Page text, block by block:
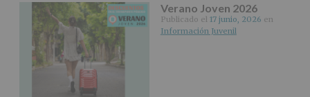
Obligatorio
Verano Joven 2026
Publicado el 17 junio, 2026 en
Información Juvenil